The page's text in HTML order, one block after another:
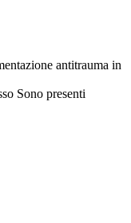
antitrauma in
Sono presenti